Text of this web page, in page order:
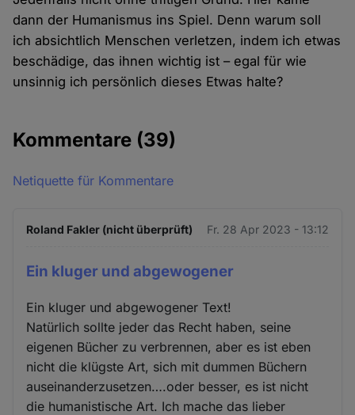
dann der Humanismus ins Spiel. Denn warum soll
ich absichtlich Menschen verletzen, indem ich etwas
beschädige, das ihnen wichtig ist – egal für wie
unsinnig ich persönlich dieses Etwas halte?
Kommentare (39)
Netiquette für Kommentare
Roland Fakler (nicht überprüft) Fr. 28 Apr 2023 - 13:12
Ein kluger und abgewogener
Ein kluger und abgewogener Text!
Natürlich sollte jeder das Recht haben, seine
eigenen Bücher zu verbrennen, aber es ist eben
nicht die klügste Art, sich mit dummen Büchern
auseinanderzusetzen….oder besser, es ist nicht
die humanistische Art. Ich mache das lieber